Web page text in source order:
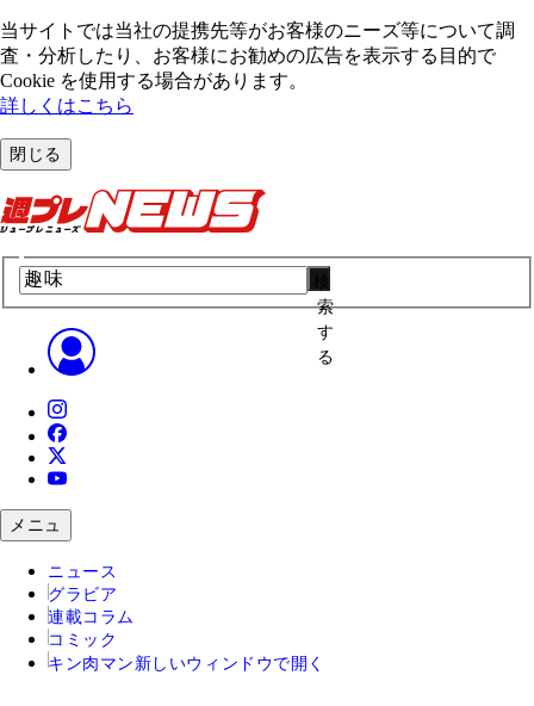
当サイトでは当社の提携先等がお客様のニーズ等について調
査・分析したり、お客様にお勧めの広告を表⽰する⽬的で
Cookie を使⽤する場合があります。
詳しくはこちら
閉じる
索
す
る
メニュ
ニュース
グラビア
連載コラム
コミック
キン肉マン 新しいウィンドウで開く